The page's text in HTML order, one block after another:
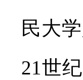
民大
21世